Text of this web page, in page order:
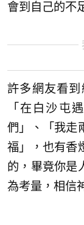
會到自己的不
許多網友看到
「在白沙屯
們」、「我走
福」，也有香
的，畢竟你是
為考量，相信